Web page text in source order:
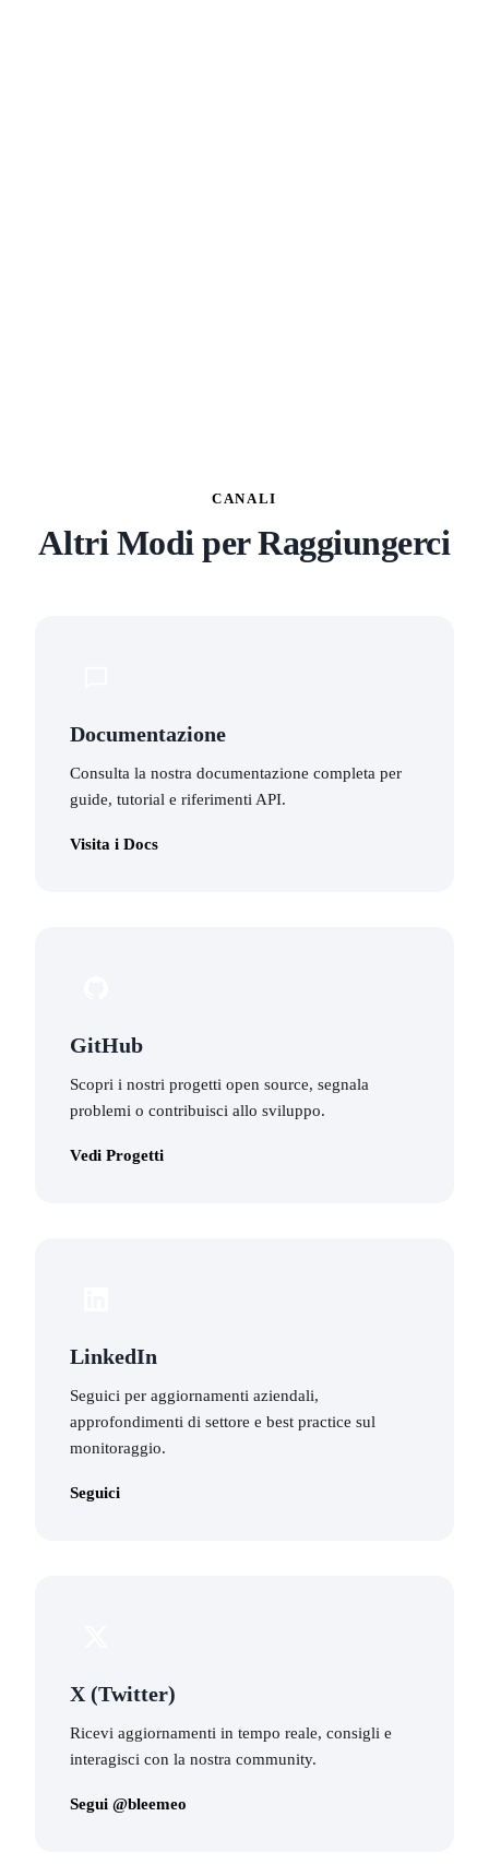
CANALI
Altri Modi per Raggiungerci
Documentazione
Consulta la nostra documentazione completa per
guide, tutorial e riferimenti API.
Visita i Docs
GitHub
Scopri i nostri progetti open source, segnala
problemi o contribuisci allo sviluppo.
Vedi Progetti
LinkedIn
Seguici per aggiornamenti aziendali,
approfondimenti di settore e best practice sul
monitoraggio.
Seguici
X (Twitter)
Ricevi aggiornamenti in tempo reale, consigli e
interagisci con la nostra community.
Segui @bleemeo